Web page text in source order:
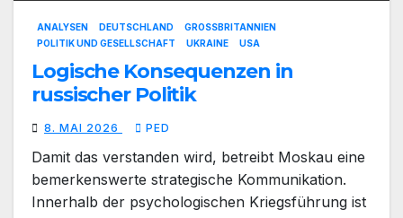
ANALYSEN DEUTSCHLAND
GROSSBRITANNIEN
POLITIK UND GESELLSCHAFT
UKRAINE USA
Logische Konsequenzen in
russischer Politik
8. MAI 2026 PED
Damit das verstanden wird, betreibt Moskau eine
bemerkenswerte strategische Kommunikation.
Innerhalb der psychologischen Kriegsführung ist